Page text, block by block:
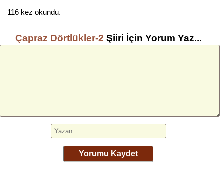
116 kez okundu.
Çapraz Dörtlükler-2 Şiiri İçin Yorum Yaz...
Yorumu Kaydet